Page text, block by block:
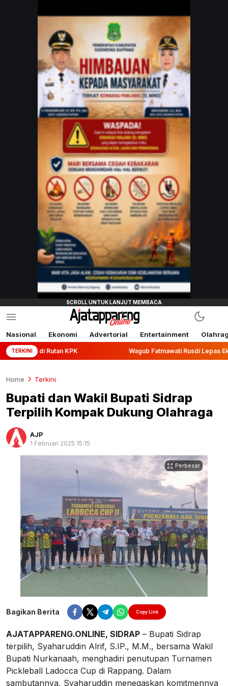
Nasional Ekonomi Advertorial Entertainment
TERKINI
KPK Wagub Fatmawati Rusdi Lepas Ekspor 10,2
Home Terkini
Bupati dan Wakil Bupati Sidrap
Terpilih Kompak Dukung Olahraga
AJP
1 Februari 2025 15:15
Perbesar
Bagikan Berita Copy Link
AJATAPPARENG.ONLINE, SIDRAP – Bupati Sidrap
terpilih, Syaharuddin Alrif, S.IP., M.M., bersama Wakil
Bupati Nurkanaah, menghadiri penutupan Turnamen
Pickleball Ladocca Cup di Rappang. Dalam
sambutannya, Syaharuddin menegaskan komitmennya